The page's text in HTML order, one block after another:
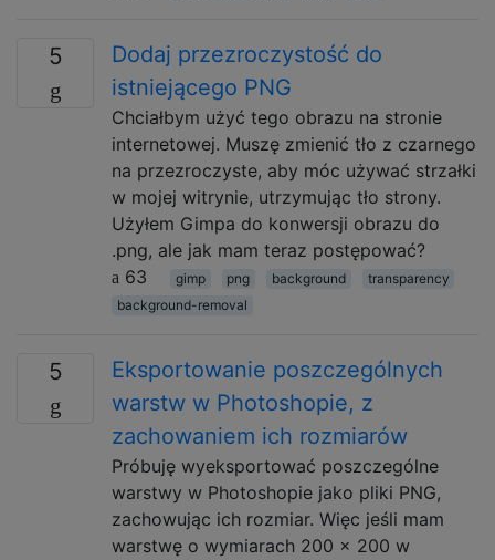
5
Dodaj przezroczystość do
istniejącego PNG
Chciałbym użyć tego obrazu na stronie
internetowej. Muszę zmienić tło z czarnego
na przezroczyste, aby móc używać strzałki
w mojej witrynie, utrzymując tło strony.
Użyłem Gimpa do konwersji obrazu do
.png, ale jak mam teraz postępować?
63
gimp png background
transparency
background-removal
5
Eksportowanie poszczególnych
warstw w Photoshopie, z
zachowaniem ich rozmiarów
Próbuję wyeksportować poszczególne
warstwy w Photoshopie jako pliki PNG,
zachowując ich rozmiar. Więc jeśli mam
warstwę o wymiarach 200 × 200 w